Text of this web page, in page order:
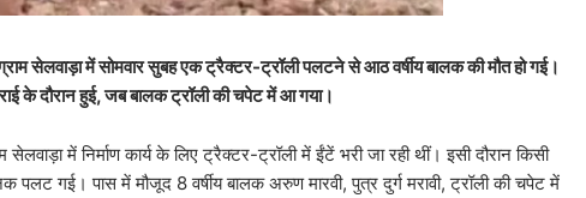
सेलवाड़ा में सोमवार सुबह एक ट्रैक्टर-ट्रॉली पलटने से आठ वर्षीय बालक की मौत हो गई।
के दौरान हुई, जब बालक ट्रॉली की चपेट में आ गया।
में निर्माण कार्य के लिए ट्रैक्टर-ट्रॉली में ईंटें भरी जा रही थीं। इसी दौरान किसी
गई। पास में मौजूद 8 वर्षीय बालक अरुण मारवी, पुत्र दुर्ग मरावी, ट्रॉली की चपेट में